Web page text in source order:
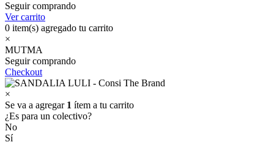
Seguir comprando
Ver carrito
0 item(s) agregado tu carrito
×
MUTMA
Seguir comprando
Checkout
×
Se va a agregar 1 ítem a tu carrito
¿Es para un colectivo?
No
Sí